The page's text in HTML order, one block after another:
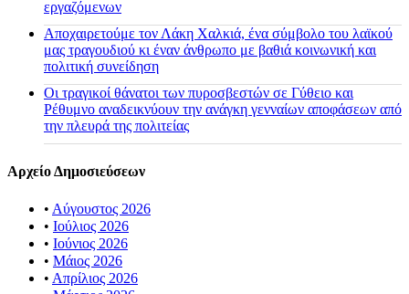
εργαζόμενων
Αποχαιρετούμε τον Λάκη Χαλκιά, ένα σύμβολο του λαϊκού
μας τραγουδιού κι έναν άνθρωπο με βαθιά κοινωνική και
πολιτική συνείδηση
Οι τραγικοί θάνατοι των πυροσβεστών σε Γύθειο και
Ρέθυμνο αναδεικνύουν την ανάγκη γενναίων αποφάσεων από
την πλευρά της πολιτείας
Αρχείο Δημοσιεύσεων
• Αύγουστος 2026
• Ιούλιος 2026
• Ιούνιος 2026
• Μάιος 2026
• Απρίλιος 2026